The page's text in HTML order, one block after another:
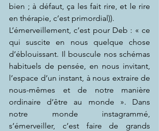
bien ; à défaut, ça les fait rire, et le rire
en thérapie, c’est primordial)).
L’émerveillement, c’est pour Deb : « ce
qui suscite en nous quelque chose
d’éblouissant. Il bouscule nos schémas
habituels de pensée, en nous invitant,
l’espace d’un instant, à nous extraire de
nous-mêmes et de notre manière
ordinaire d’être au monde ». Dans
notre monde instagrammé,
s’émerveiller, c’est faire de grands